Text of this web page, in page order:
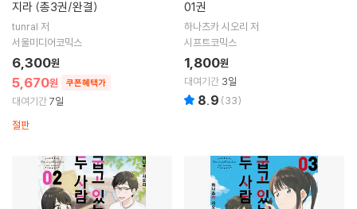
지라 (총3권/완결)
tunral 저
서울미디어코믹스
5,670원 쿠폰혜택가
6,300원
대여기간7일
절판
01권
하나츠카 시오리 저
시프트코믹스
1,800원
대여기간 3일
8.9 (33)